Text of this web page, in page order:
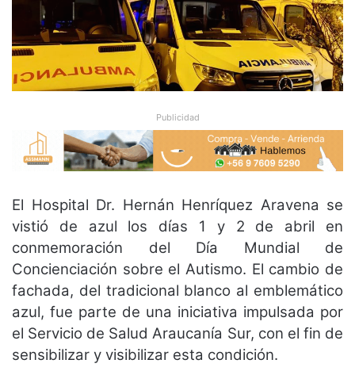
Publicidad
El Hospital Dr. Hernán Henríquez Aravena se
vistió de azul los días 1 y 2 de abril en
conmemoración del Día Mundial de
Concienciación sobre el Autismo. El cambio de
fachada, del tradicional blanco al emblemático
azul, fue parte de una iniciativa impulsada por
el Servicio de Salud Araucanía Sur, con el fin de
sensibilizar y visibilizar esta condición.